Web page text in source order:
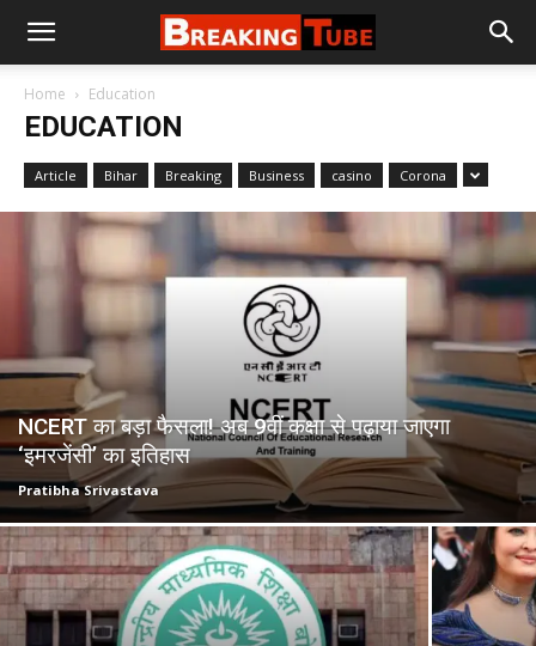
Home Education
EDUCATION
Article Bihar Breaking Business casino Corona
NCERT का बड़ा फैसला! अब 9वीं कक्षा से पढ़ाया जाएगा
‘इमरजेंसी’ का इतिहास
Pratibha Srivastava